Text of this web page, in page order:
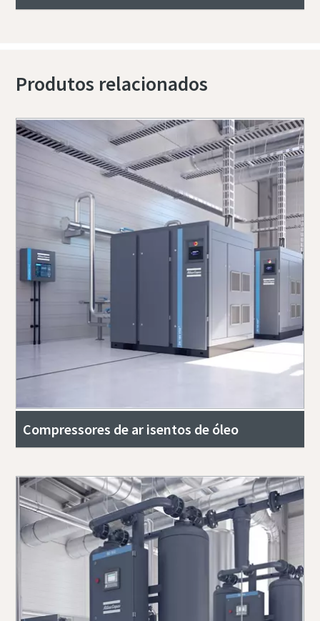
Produtos relacionados
Compressores de ar isentos de óleo